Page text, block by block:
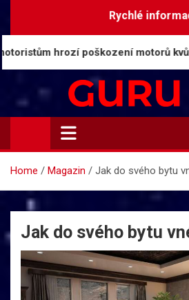
Rychlé
hrozí poškození motorů kvůli
Guru24.cz
Press relations a informace
Home Magazin Jak do svého bytu
Jak do svého bytu